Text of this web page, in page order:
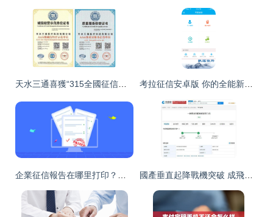
天水三通喜獲“315全國征信系統”AAA級信用認證 市場調查 考拉征信安卓版 你的全能新型征信云平臺
企業征信報告在哪里打印？可以這樣做！ 國產垂直起降戰機突破 成飛雙發串聯專利曝光引領新航向